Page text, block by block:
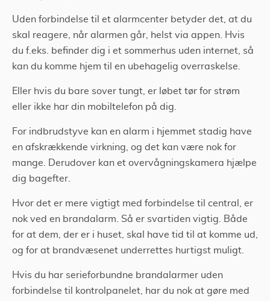
Uden forbindelse til et alarmcenter betyder det, at du
skal reagere, når alarmen går, helst via appen. Hvis
du f.eks. befinder dig i et sommerhus uden internet, så
kan du komme hjem til en ubehagelig overraskelse.
Eller hvis du bare sover tungt, er løbet tør for strøm
eller ikke har din mobiltelefon på dig.
For indbrudstyve kan en alarm i hjemmet stadig have
en afskrækkende virkning, og det kan være nok for
mange. Derudover kan et overvågningskamera hjælpe
dig bagefter.
Hvor det er mere vigtigt med forbindelse til central, er
nok ved en brandalarm. Så er svartiden vigtig. Både
for at dem, der er i huset, skal have tid til at komme ud,
og for at brandvæsenet underrettes hurtigst muligt.
Hvis du har serieforbundne brandalarmer uden
forbindelse til kontrolpanelet, har du nok at gøre med